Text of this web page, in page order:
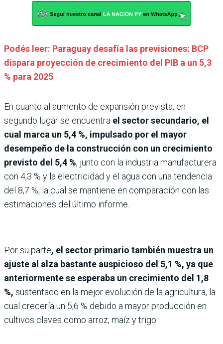
Podés leer: Paraguay desafía las previsiones: BCP
dispara proyección de crecimiento del PIB a un 5,3
% para 2025
En cuanto al aumento de expansión prevista, en
segundo lugar se encuentra el sector secundario, el
cual marca un 5,4 %, impulsado por el mayor
desempeño de la construcción con un crecimiento
previsto del 5,4 %, junto con la industria manufacturera
con 4,3 % y la electricidad y el agua con una tendencia
del 8,7 %, la cual se mantiene en comparación con las
estimaciones del último informe.
Por su parte, el sector primario también muestra un
ajuste al alza bastante auspicioso del 5,1 %, ya que
anteriormente se esperaba un crecimiento del 1,8
%, sustentado en la mejor evolución de la agricultura, la
cual crecería un 5,6 % debido a mayor producción en
cultivos claves como arroz, maíz y trigo.